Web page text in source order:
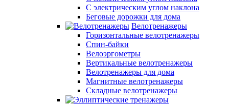
С электрическим углом наклона
Беговые дорожки для дома
Велотренажеры
Горизонтальные велотренажеры
Спин-байки
Велоэргометры
Вертикальные велотренажеры
Велотренажеры для дома
Магнитные велотренажеры
Складные велотренажеры